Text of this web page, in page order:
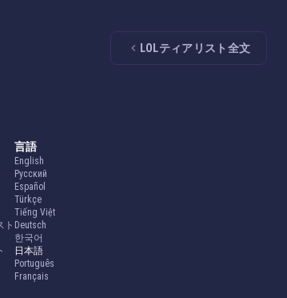
LOLティアリスト全文
ト
言語
English
Русский
Español
Türkçe
Tiếng Việt
Deutsch
한국어
日本語
Português
Français